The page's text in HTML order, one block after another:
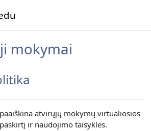
mokymai
atvirųjų mokymų virtualiosios
ir naudojimo taisykles.